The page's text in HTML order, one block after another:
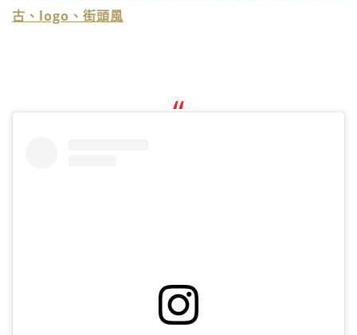
古、logo、街頭風